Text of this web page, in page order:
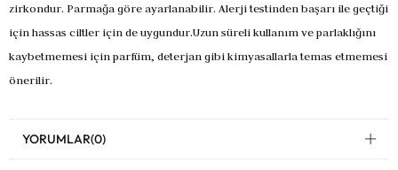
zirkondur. Parmağa göre ayarlanabilir. Alerji testinden başarı ile geçtiği
için hassas ciltler için de uygundur.Uzun süreli kullanım ve parlaklığını
kaybetmemesi için parfüm, deterjan gibi kimyasallarla temas etmemesi
önerilir.
YORUMLAR(0)